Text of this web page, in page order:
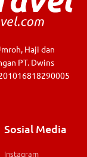
Haji dan
PT. Dwins
Sosial Media
Instagram